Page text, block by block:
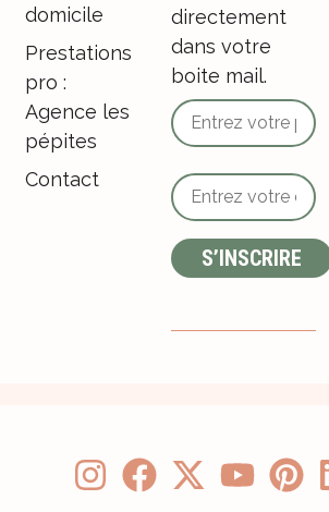
domicile
Prestations
pro :
Agence les
pépites
Contact
directement
dans votre
boite mail.